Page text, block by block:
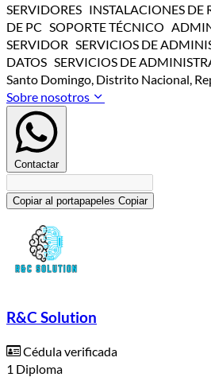
SERVIDORES INSTALACIONES DE
DE PC SOPORTE TÉCNICO
SERVIDOR SERVICIOS DE
DATOS SERVICIOS DE
Santo Domingo, Distrito Nacional,
Sobre nosotros
Contactar
Copiar al portapapeles Copiar
R&C Solution
Cédula verificada
1 Diploma